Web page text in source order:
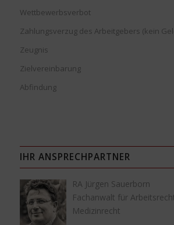
Wettbewerbsverbot
Zahlungsverzug des Arbeitgebers (kein
Zeugnis
Zielvereinbarung
Abfindung
IHR ANSPRECHPARTNER
RA Jürgen Sauerborn
Fachanwalt für
Medizinrecht